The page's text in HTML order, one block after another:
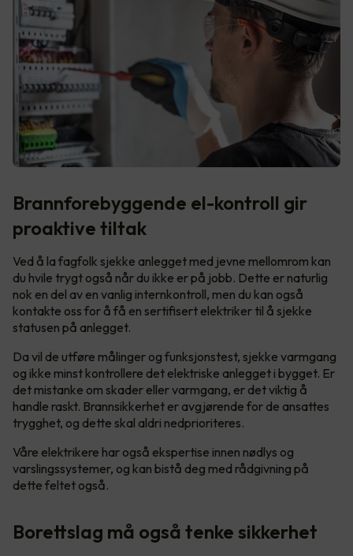
Brannforebyggende el-kontroll gir
proaktive tiltak
Ved å la fagfolk sjekke anlegget med jevne mellomrom kan
du hvile trygt også når du ikke er på jobb. Dette er naturlig
nok en del av en vanlig internkontroll, men du kan også
kontakte oss for å få en sertifisert elektriker til å sjekke
statusen på anlegget.
Da vil de utføre målinger og funksjonstest, sjekke varmgang
og ikke minst kontrollere det elektriske anlegget i bygget. Er
det mistanke om skader eller varmgang, er det viktig å
handle raskt. Brannsikkerhet er avgjørende for de ansattes
trygghet, og dette skal aldri nedprioriteres.
Våre elektrikere har også ekspertise innen nødlys og
varslingssystemer, og kan bistå deg med rådgivning på
dette feltet også.
Borettslag må også tenke sikkerhet